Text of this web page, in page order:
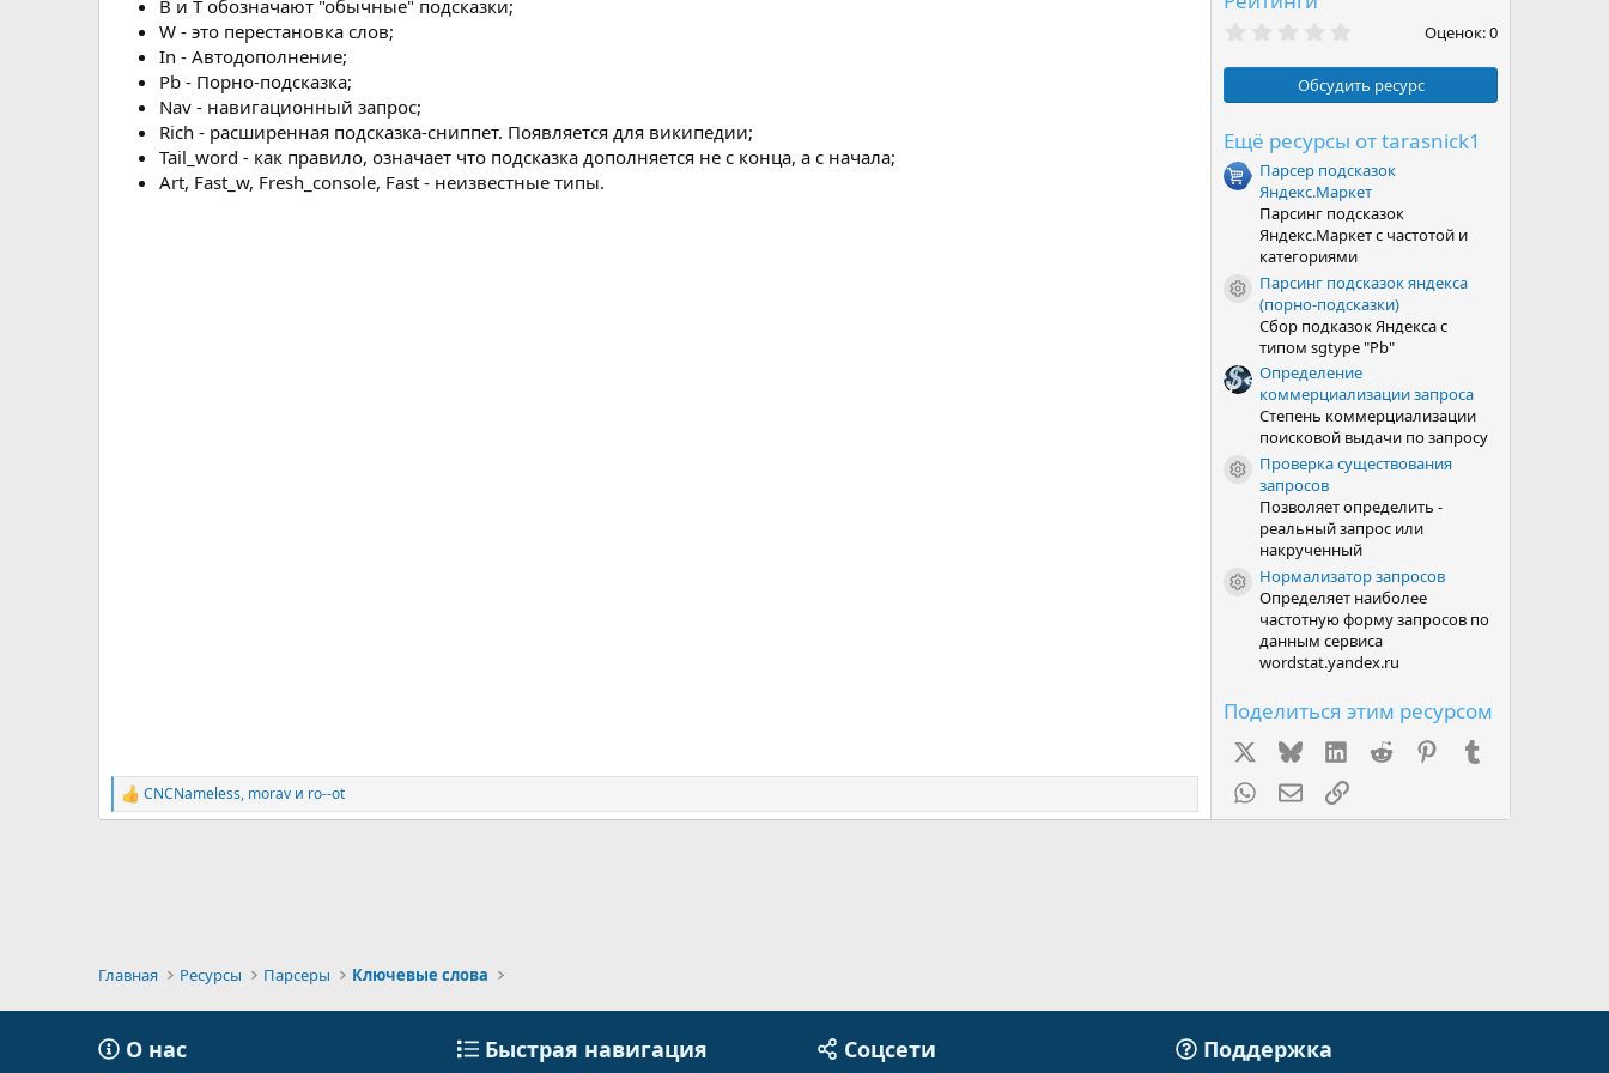
B и T обозначают "обычные" подсказки;
W - это перестановка слов;
In - Автодополнение;
Pb - Порно-подсказка;
Nav - навигационный запрос;
Rich - расширенная подсказка-сниппет. Появляется для википедии;
Tail_word - как правило, означает что подсказка дополняется не с конца, а с начала;
Art, Fast_w, Fresh_console, Fast - неизвестные типы.
Р
е
CNCNameless, morav и ro--ot
0
0
з
ё
з
д
Оценок: 0
Обсудить ресурс
Ещё ресурсы от tarasnick1
Парсер подсказок
Яндекс.Маркет
Парсинг подсказок
Яндекс.Маркет с частотой и
категориями
Иконка ресурса
Парсинг подсказок яндекса
(порно-подсказки)
Сбор подказок Яндекса с
типом sgtype "Pb"
Определение
коммерциализации запроса
Степень коммерциализации
поисковой выдачи по запросу
Иконка ресурса
Проверка существования
запросов
Позволяет определить -
реальный запрос или
накрученный
Иконка ресурса
Нормализатор запросов
Определяет наиболее
частотную форму запросов по
данным сервиса
wordstat.yandex.ru
Поделиться этим ресурсом
BlueskyLinkedInReddit Pinterest
WhatsAppЭлектронная почта
Ссылка
Главная Ресурсы Парсеры Ключевые слова
О нас Быстрая навигация Соцсети Поддержка